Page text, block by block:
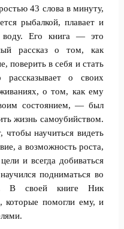
43 слова в минуту,
рыбалкой, плавает и
Его книга — это
рассказ о том, как
поверить в себя и стать
рассказывает о своих
о том, как ему
состоянием, — был
жизнь самоубийством.
чтобы научиться видеть
а возможность роста,
и всегда добиваться
подниматься во
В своей книге Ник
которые помогли ему, и